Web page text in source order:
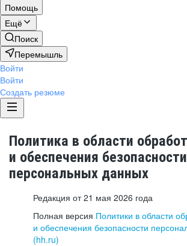
Помощь
Ещё
Поиск
Перемышль
Войти
Войти
Создать резюме
Политика в области
и обеспечения безопасности
персональных данных
Редакция от 21 мая 2026 года
Полная версия Политики в области
и обеспечения безопасности
(hh.ru)